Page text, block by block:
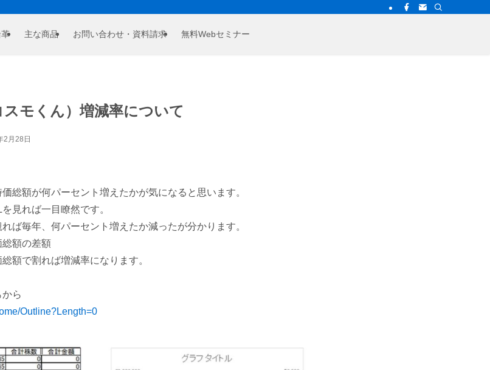
主な商品 お問い合わせ・資料請求 無料Webセミナー
モくん）増減率について
2月28日
総額が何パーセント増えたかが気になると思います。
見れば一目瞭然です。
ば毎年、何パーセント増えたか減ったが分かります。
額の差額
額で割れば増減率になります。
ら
Outline?Length=0